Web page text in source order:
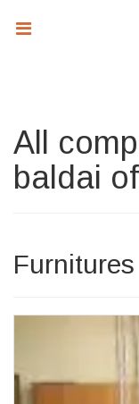
All
baldai
Furnitures